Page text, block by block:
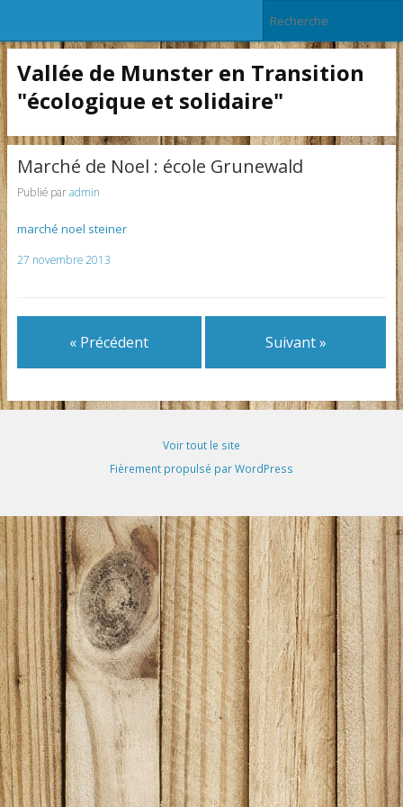
Vallée de Munster en Transition
"écologique et solidaire"
Marché de Noel : école Grunewald
Publié paradmin
marché noel steiner
27 novembre 2013
« Précédent Suivant »
Voir tout le site
Fièrement propulsé par WordPress